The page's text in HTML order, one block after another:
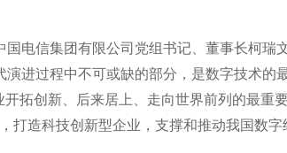
电信集团有限公司党组书记、董事长柯瑞
进过程中不可或缺的部分，是数字技术的
拓创新、后来居上、走向世界前列的最重
造科技创新型企业，支撑和推动我国数字